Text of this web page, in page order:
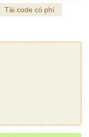
Tải code có phí